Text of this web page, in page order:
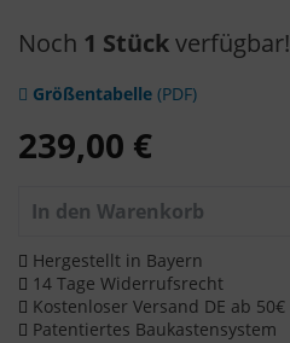
Noch 1 Stückverfügbar!
Größentabelle (PDF)
239,00 €
In den Warenkorb
Hergestellt in Bayern
14 Tage Widerrufsrecht
Kostenloser Versand DE ab 50€
Patentiertes Baukastensystem